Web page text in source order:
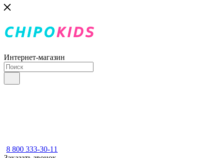
Интернет-магазин
8 800 333-30-11